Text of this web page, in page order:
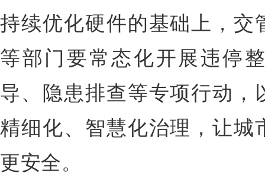
持续优化硬件的基础上，交
等部门要常态化开展违停
导、隐患排查等专项行动，
精细化、智慧化治理，让城
更安全。